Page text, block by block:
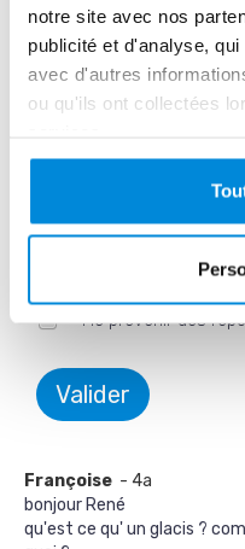
notre site avec nos
publicité et d'analyse,
avec d'autres
ou qu'ils ont collectées
Prénom *
Me prévenir des
Valider
Françoise - 4a
bonjour René
qu'est ce qu' un glacis ?